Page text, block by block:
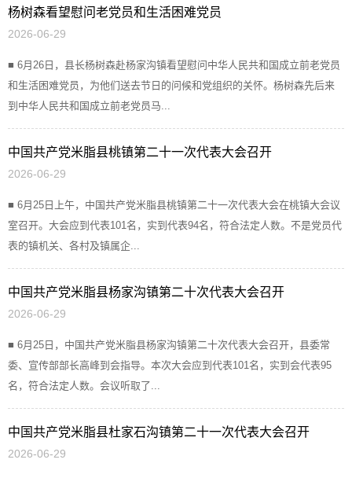
杨树森看望慰问老党员和生活困难党员
2026-06-29
■ 6月26日，县长杨树森赴杨家沟镇看望慰问中华人民共和国成立前老党员
和生活困难党员，为他们送去节日的问候和党组织的关怀。杨树森先后来
到中华人民共和国成立前老党员马...
中国共产党米脂县桃镇第二十一次代表大会召开
2026-06-29
■ 6月25日上午，中国共产党米脂县桃镇第二十一次代表大会在桃镇大会议
室召开。大会应到代表101名，实到代表94名，符合法定人数。不是党员代
表的镇机关、各村及镇属企...
中国共产党米脂县杨家沟镇第二十次代表大会召开
2026-06-29
■ 6月25日，中国共产党米脂县杨家沟镇第二十次代表大会召开，县委常
委、宣传部部长高峰到会指导。本次大会应到代表101名，实到会代表95
名，符合法定人数。会议听取了...
中国共产党米脂县杜家石沟镇第二十一次代表大会召开
2026-06-29